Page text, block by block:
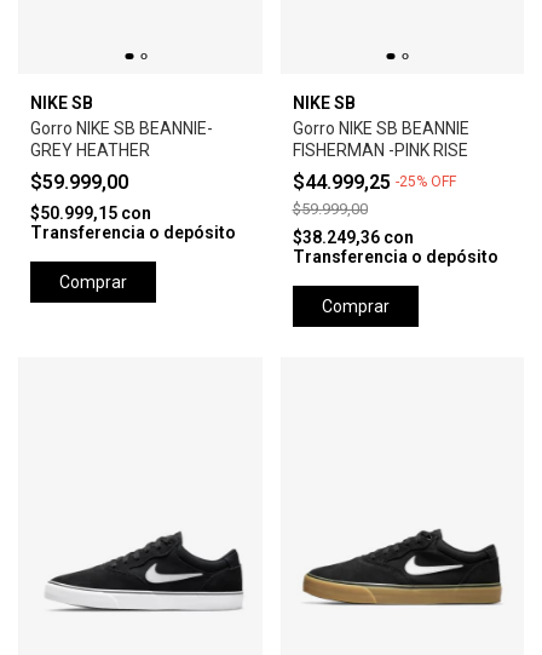
NIKE SB
Gorro NIKE SB BEANNIE-
GREY HEATHER
$59.999,00
$50.999,15 con
Transferencia o depósito
Comprar
NIKE SB
Gorro NIKE SB BEANNIE
FISHERMAN -PINK RISE
$44.999,25 -25% OFF
$59.999,00
$38.249,36 con
Transferencia o depósito
Comprar